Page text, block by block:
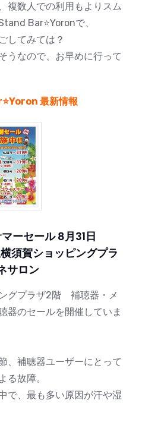
複数人での利用もよりスム
Bar⭐️Yoronで、
してみては？
うなので、お早めに行って
最新情報
ーセール 8月31日
須賀ショッピングプラ
サロン
グプラザ2階 補聴器・メ
器のセールを開催していま
、補聴器ユーザーにとって
る故障。
で、最も多い原因が汗や湿